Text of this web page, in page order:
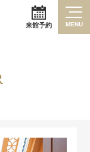
来館予約 MENU